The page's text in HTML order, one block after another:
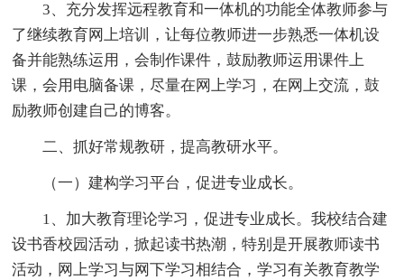
3、充分发挥远程教育和一体机的功能全体教师参与
了继续教育网上培训，让每位教师进一步熟悉一体机设
备并能熟练运用，会制作课件，鼓励教师运用课件上
课，会用电脑备课，尽量在网上学习，在网上交流，鼓
励教师创建自己的博客。
二、抓好常规教研，提高教研水平。
（一）建构学习平台，促进专业成长。
1、加大教育理论学习，促进专业成长。我校结合建
设书香校园活动，掀起读书热潮，特别是开展教师读书
活动，网上学习与网下学习相结合，学习有关教育教学